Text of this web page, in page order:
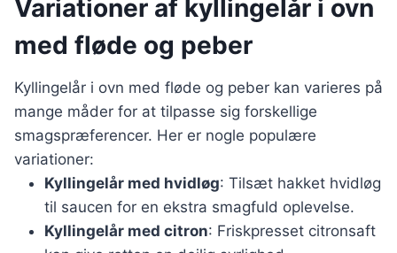
Variationer af kyllingelår i ovn
med fløde og peber
Kyllingelår i ovn med fløde og peber kan varieres på
mange måder for at tilpasse sig forskellige
smagspræferencer. Her er nogle populære
variationer:
Kyllingelår med hvidløg: Tilsæt hakket hvidløg
til saucen for en ekstra smagfuld oplevelse.
Kyllingelår med citron: Friskpresset citronsaft